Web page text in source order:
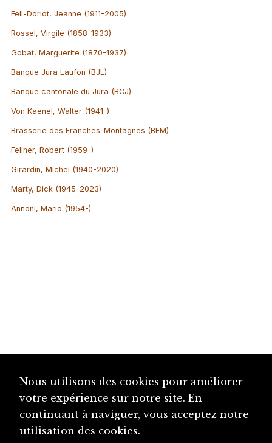
Fell-Doriot, Jeanne (1911-2005)
Rossel, Virgile (1858-1933)
Gobat, Marguerite (1870-1937)
Banque Jura Laufon (BJL)
Banque cantonale du Jura (BCJ)
Von Kaenel, Walter (1941-)
Brasserie des Franches-Montagnes (BFM)
Fellner, Robert (1959-)
Girardin, Michel (1940-2020)
Marty, Dick (1945-2023)
Annoni, Mario (1954-)
Nous utilisons des cookies pour améliorer
votre expérience sur notre site. En
continuant à naviguer, vous acceptez notre
utilisation des cookies.